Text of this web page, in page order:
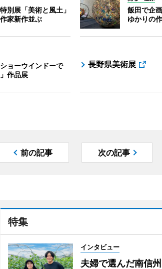
別展「美術と風土」
家新作並ぶ
飯田で企
ゆかりの
ョーウインドーで
作品展
長野県美術展
前の記事 次の記事
特集
インタビュー
夫婦で選んだ南信